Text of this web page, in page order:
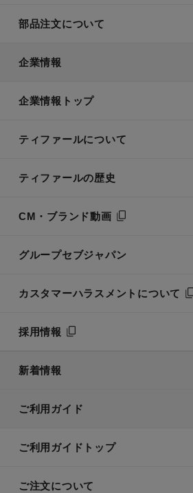
部品注文について
企業情報
企業情報トップ
ティファールについて
ティファールの歴史
CM・ブランド動画
グループセブジャパン
カスタマーハラスメントについて
採用情報
新着情報
ご利用ガイド
ご利用ガイドトップ
ご注文について